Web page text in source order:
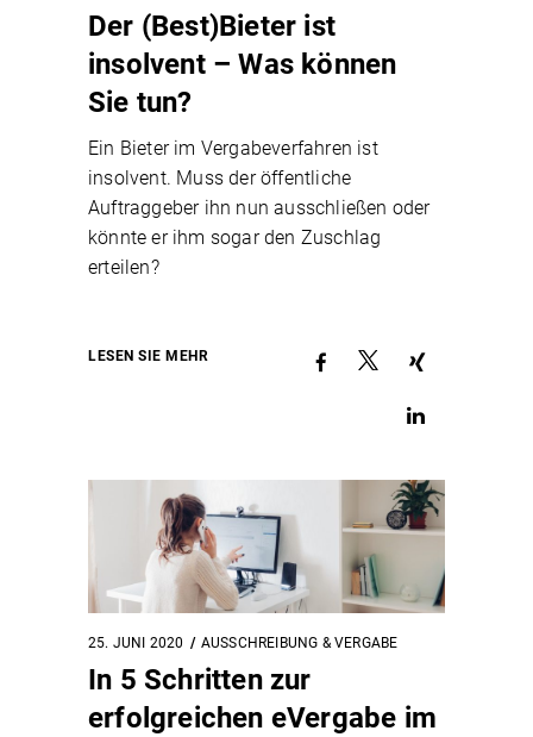
Der (Best)Bieter ist
insolvent – Was können
Sie tun?
Ein Bieter im Vergabeverfahren ist
insolvent. Muss der öffentliche
Auftraggeber ihn nun ausschließen oder
könnte er ihm sogar den Zuschlag
erteilen?
LESEN SIE MEHR
25. JUNI 2020 AUSSCHREIBUNG & VERGABE
In 5 Schritten zur
erfolgreichen eVergabe im